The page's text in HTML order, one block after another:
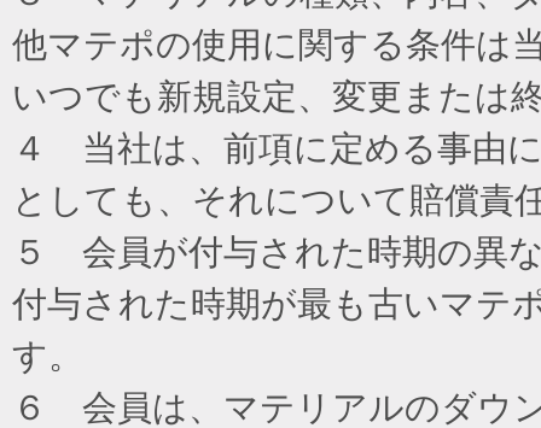
他マテポの使用に関する条件は
いつでも新規設定、変更または
４ 当社は、前項に定める事由
としても、それについて賠償責
５ 会員が付与された時期の異
付与された時期が最も古いマテ
す。
６ 会員は、マテリアルのダウ